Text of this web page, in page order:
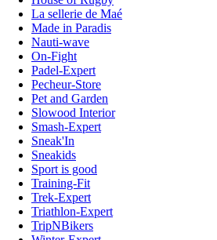
La sellerie de Maé
Made in Paradis
Nauti-wave
On-Fight
Padel-Expert
Pecheur-Store
Pet and Garden
Slowood Interior
Smash-Expert
Sneak'In
Sneakids
Sport is good
Training-Fit
Trek-Expert
Triathlon-Expert
TripNBikers